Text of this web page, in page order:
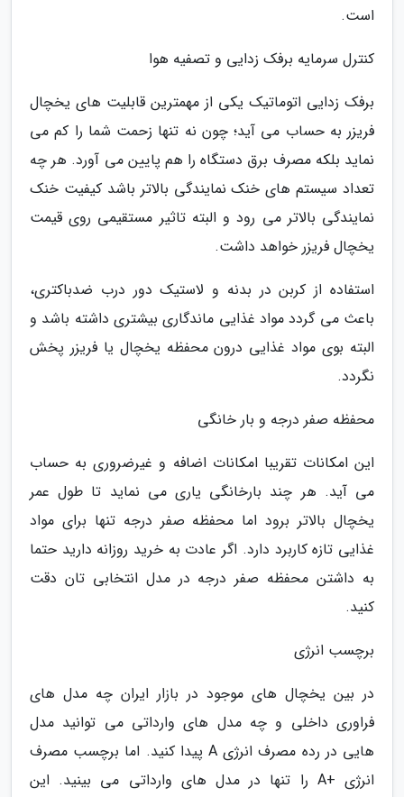
است.
کنترل سرمایه برفک زدایی و تصفیه هوا
برفک زدایی اتوماتیک یکی از مهمترین قابلیت های یخچال
فریزر به حساب می آید؛ چون نه تنها زحمت شما را کم می
نماید بلکه مصرف برق دستگاه را هم پایین می آورد. هر چه
تعداد سیستم های خنک نمایندگی بالاتر باشد کیفیت خنک
نمایندگی بالاتر می رود و البته تاثیر مستقیمی روی قیمت
یخچال فریزر خواهد داشت.
استفاده از کربن در بدنه و لاستیک دور درب ضدباکتری،
باعث می گردد مواد غذایی ماندگاری بیشتری داشته باشد و
البته بوی مواد غذایی درون محفظه یخچال یا فریزر پخش
نگردد.
محفظه صفر درجه و بار خانگی
این امکانات تقریبا امکانات اضافه و غیرضروری به حساب
می آید. هر چند بارخانگی یاری می نماید تا طول عمر
یخچال بالاتر برود اما محفظه صفر درجه تنها برای مواد
غذایی تازه کاربرد دارد. اگر عادت به خرید روزانه دارید حتما
به داشتن محفظه صفر درجه در مدل انتخابی تان دقت
کنید.
برچسب انرژی
در بین یخچال های موجود در بازار ایران چه مدل های
فراوری داخلی و چه مدل های وارداتی می توانید مدل
هایی در رده مصرف انرژی A پیدا کنید. اما برچسب مصرف
انرژی +A را تنها در مدل های وارداتی می بینید. این